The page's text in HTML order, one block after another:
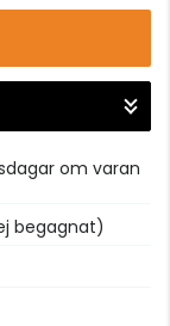
om varan
begagnat)